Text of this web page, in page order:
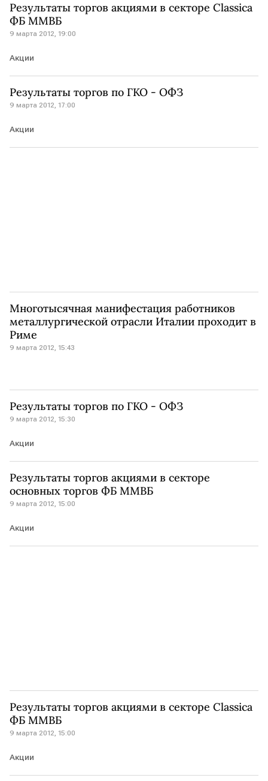
Результаты торгов акциями в секторе Classica
ФБ ММВБ
9 марта 2012, 19:00
Акции
Результаты торгов по ГКО - ОФЗ
9 марта 2012, 17:00
Акции
Многотысячная манифестация работников
металлургической отрасли Италии проходит в
Риме
9 марта 2012, 15:43
Результаты торгов по ГКО - ОФЗ
9 марта 2012, 15:30
Акции
Результаты торгов акциями в секторе
основных торгов ФБ ММВБ
9 марта 2012, 15:00
Акции
Результаты торгов акциями в секторе Classica
ФБ ММВБ
9 марта 2012, 15:00
Акции